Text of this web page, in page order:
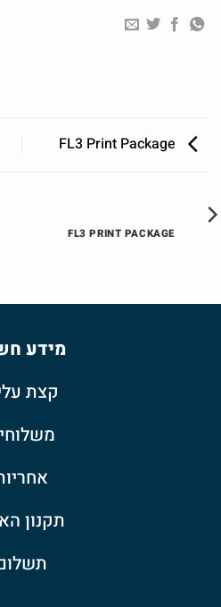
FL3 PRINT PACKAGE
מידע
קצת
תקנון